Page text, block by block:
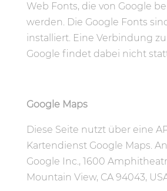
Web Fonts, die von Google
werden. Die Google Fonts
installiert. Eine Verbindung
Google findet dabei nicht
Google Maps
Diese Seite nutzt über eine
Kartendienst Google Maps.
Google Inc., 1600
Mountain View, CA 94043,